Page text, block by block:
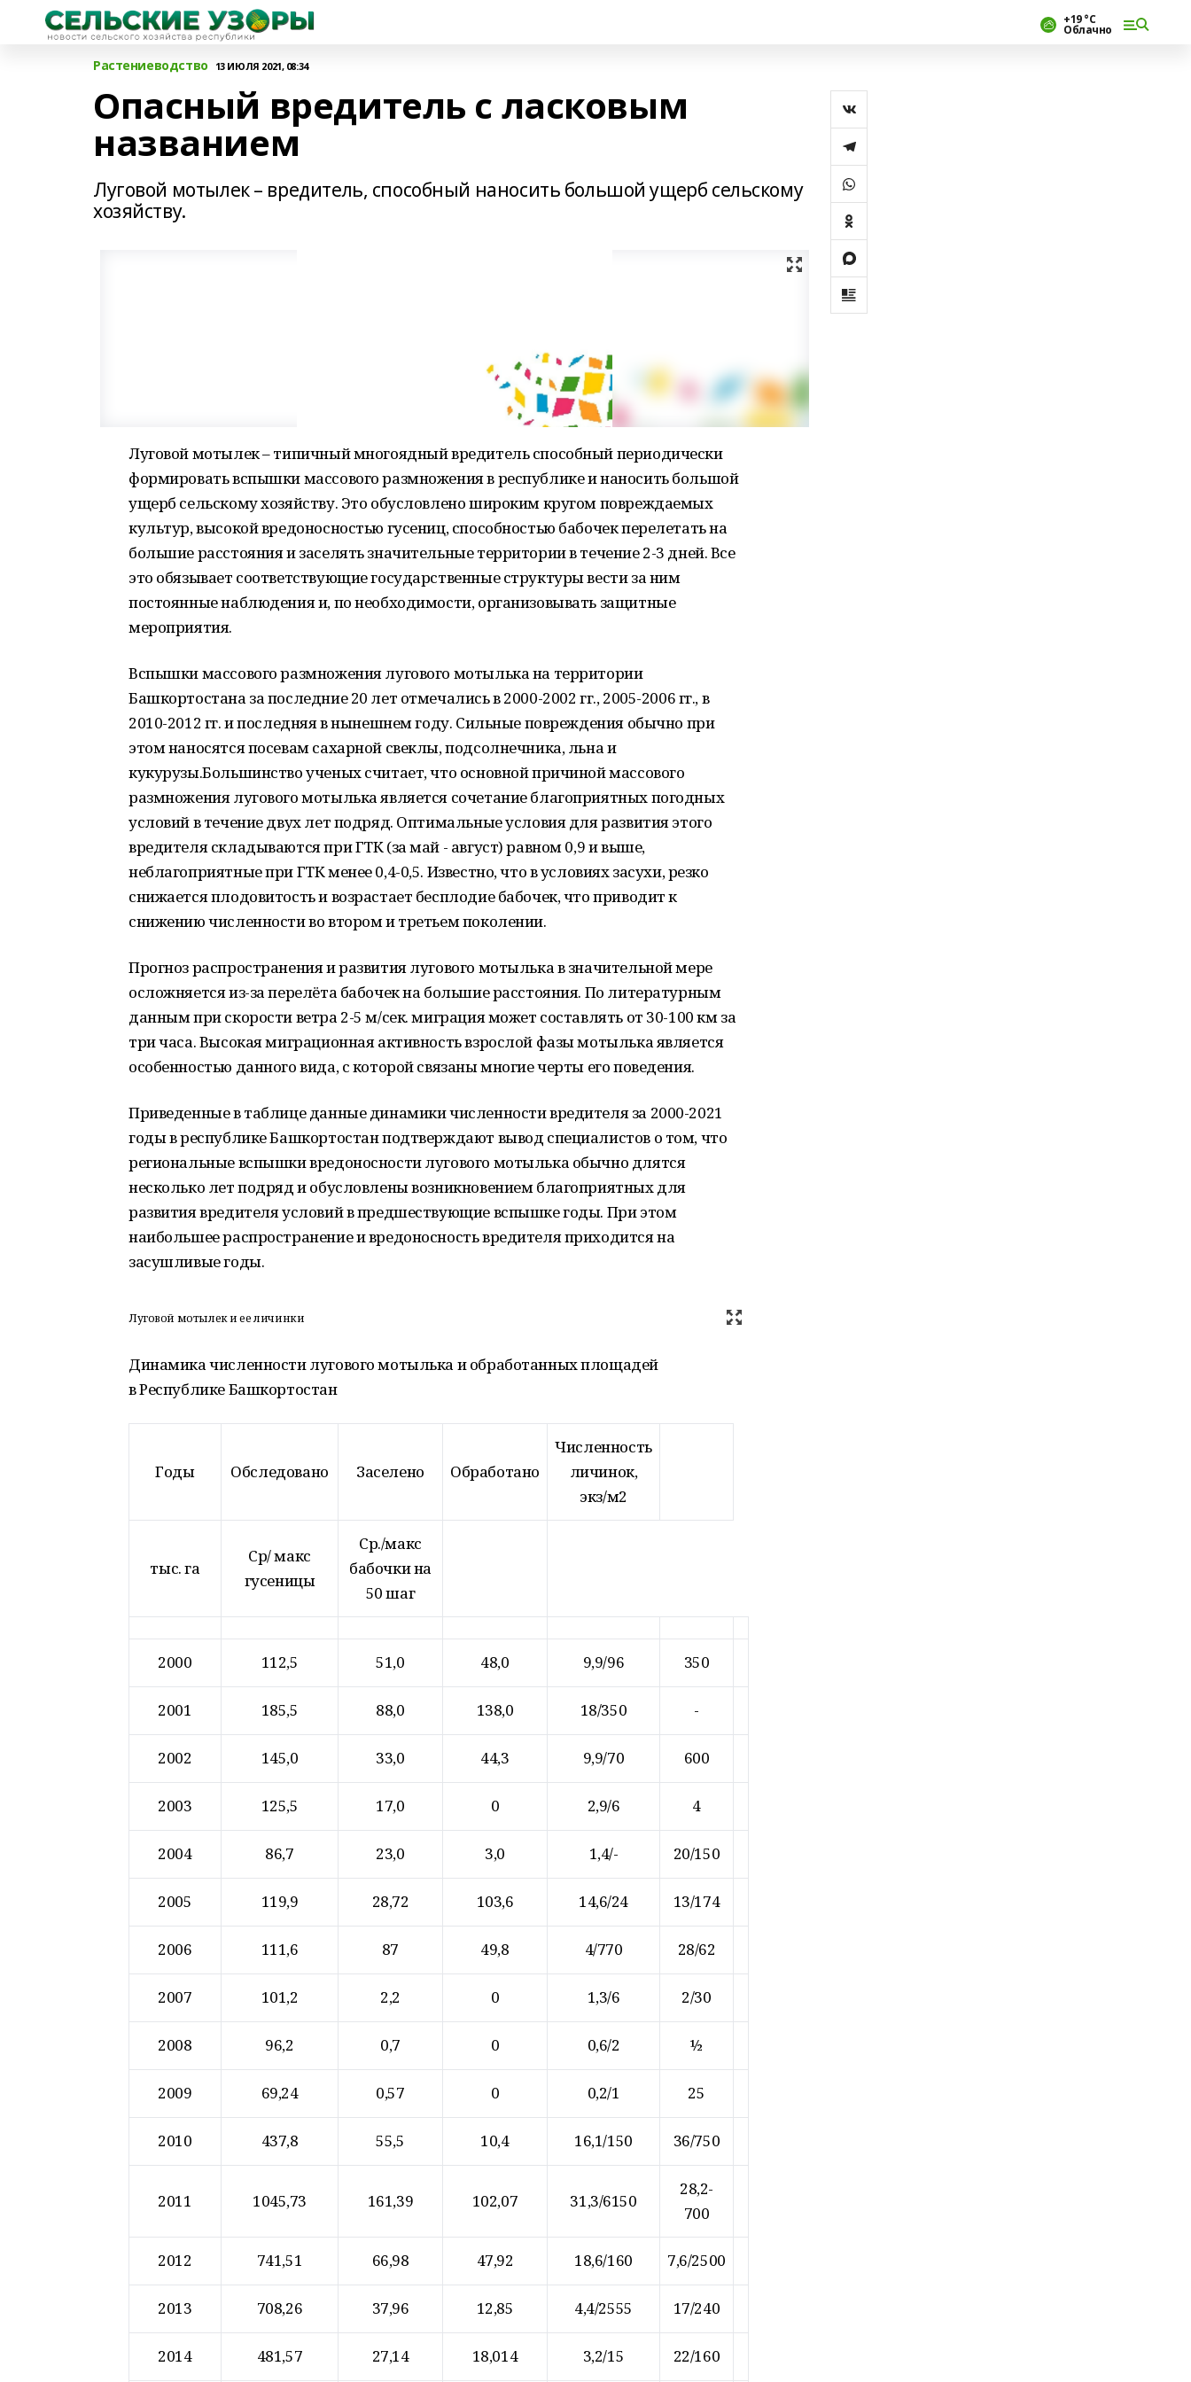
+19 °С
Облачно
Растениеводство 13 ИЮЛЯ 2021, 08:34
Опасный вредитель с ласковым
названием
Луговой мотылек – вредитель, способный наносить большой ущерб сельскому
хозяйству.
Луговой мотылек – типичный многоядный вредитель способный периодически
формировать вспышки массового размножения в республике и наносить большой
ущерб сельскому хозяйству. Это обусловлено широким кругом повреждаемых
культур, высокой вредоносностью гусениц, способностью бабочек перелетать на
большие расстояния и заселять значительные территории в течение 2-3 дней. Все
это обязывает соответствующие государственные структуры вести за ним
постоянные наблюдения и, по необходимости, организовывать защитные
мероприятия.
Вспышки массового размножения лугового мотылька на территории
Башкортостана за последние 20 лет отмечались в 2000-2002 гг., 2005-2006 гг., в
2010-2012 гг. и последняя в нынешнем году. Сильные повреждения обычно при
этом наносятся посевам сахарной свеклы, подсолнечника, льна и
кукурузы.Большинство ученых считает, что основной причиной массового
размножения лугового мотылька является сочетание благоприятных погодных
условий в течение двух лет подряд. Оптимальные условия для развития этого
вредителя складываются при ГТК (за май - август) равном 0,9 и выше,
неблагоприятные при ГТК менее 0,4-0,5. Известно, что в условиях засухи, резко
снижается плодовитость и возрастает бесплодие бабочек, что приводит к
снижению численности во втором и третьем поколении.
Прогноз распространения и развития лугового мотылька в значительной мере
осложняется из-за перелёта бабочек на большие расстояния. По литературным
данным при скорости ветра 2-5 м/сек. миграция может составлять от 30-100 км за
три часа. Высокая миграционная активность взрослой фазы мотылька является
особенностью данного вида, с которой связаны многие черты его поведения.
Приведенные в таблице данные динамики численности вредителя за 2000-2021
годы в республике Башкортостан подтверждают вывод специалистов о том, что
региональные вспышки вредоносности лугового мотылька обычно длятся
несколько лет подряд и обусловлены возникновением благоприятных для
развития вредителя условий в предшествующие вспышке годы. При этом
наибольшее распространение и вредоносность вредителя приходится на
засушливые годы.
Луговой мотылек и ее личинки
Динамика численности лугового мотылька и обработанных площадей
в Республике Башкортостан
Годы Обследовано Заселено Обработано
Численность
личинок,
экз/м2
тыс. га
Ср/ макс
гусеницы
Ср./макс
бабочки на
50 шаг
2000 112,5 51,0 48,0 9,9/96 350
2001 185,5 88,0 138,0 18/350 -
2002 145,0 33,0 44,3 9,9/70 600
2003 125,5 17,0 0 2,9/6 4
2004 86,7 23,0 3,0 1,4/- 20/150
2005 119,9 28,72 103,6 14,6/24 13/174
2006 111,6 87 49,8 4/770 28/62
2007 101,2 2,2 0 1,3/6 2/30
2008 96,2 0,7 0 0,6/2 ½
2009 69,24 0,57 0 0,2/1 25
2010 437,8 55,5 10,4 16,1/150 36/750
2011 1045,73 161,39 102,07 31,3/6150
28,2-
700
2012 741,51 66,98 47,92 18,6/160 7,6/2500
2013 708,26 37,96 12,85 4,4/2555 17/240
2014 481,57 27,14 18,014 3,2/15 22/160